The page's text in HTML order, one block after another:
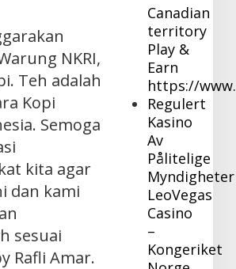
NKRI,
Teh adalah
Kopi
Semoga
kita agar
dan kami
sesuai
Rafli Amar.
Canadian
territory
Play &
Earn
https://
Regulert
Kasino
Av
Pålitelige
Myndigheter
LeoVegas
Casino
–
Kongeriket